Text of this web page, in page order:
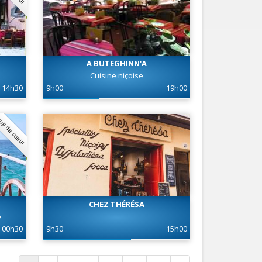
14h30
A BUTEGHINN'A
Cuisine niçoise
9h00
19h00
coeur
00h30
CHEZ THÉRÉSA
9h30 15h00